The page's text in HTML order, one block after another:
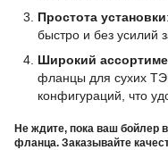
Простота установки
быстро и без усилий
Широкий
фланцы для сухих
конфигураций, что
Не ждите, пока ваш бойлер
фланца. Заказывайте